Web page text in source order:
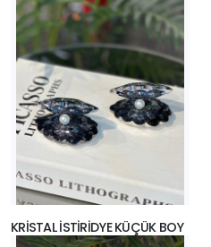
KRİSTAL İSTİRİDYE KÜÇÜK BOY